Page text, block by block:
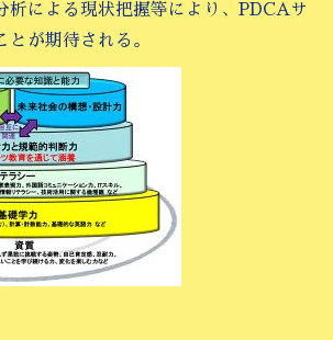
析による現状把握等により、PDCAサ
が期待される。